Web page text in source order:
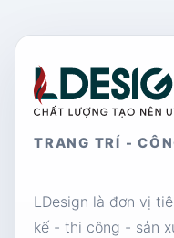
TRANG TRÍ -
LDesign là đơn vị
kế - thi công - sản